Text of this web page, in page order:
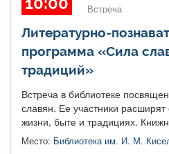
Встреча
Литературно-
программа «Сила
традиций»
Встреча в библиотеке
славян. Ее участники
жизни, быте и традициях.
Место: Библиотека им. И. М.